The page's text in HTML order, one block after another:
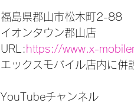
福島県郡山市松木町2-88
イオンタウン郡山店
URL: https://www.x-
エックスモバイル店内に併
YouTubeチャンネル